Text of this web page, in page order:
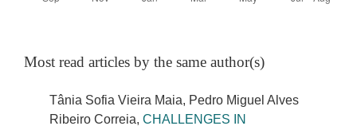
Most read articles by the same author(s)
Tânia Sofia Vieira Maia, Pedro Miguel Alves
Ribeiro Correia, CHALLENGES IN